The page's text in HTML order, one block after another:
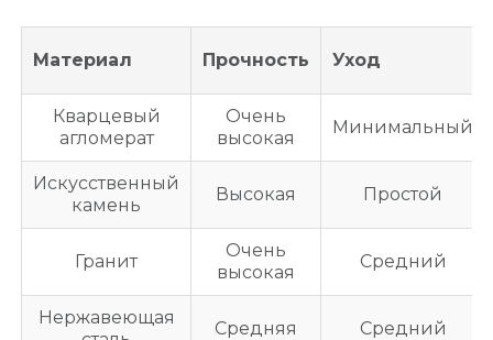
Материал Прочность Уход
Кварцевый
агломерат
Очень
высокая
Минимальный
Искусственный
камень
Высокая Простой
Гранит
Очень
высокая
Средний
Нержавеющая
Средняя Средний